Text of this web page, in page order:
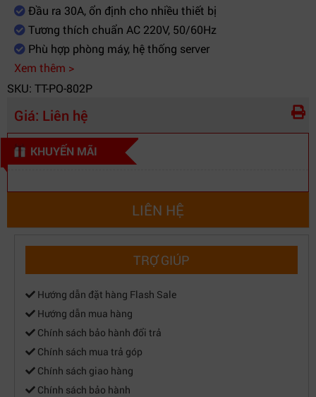
Đầu ra 30A, ổn định cho nhiều thiết bị
Tương thích chuẩn AC 220V, 50/60Hz
Phù hợp phòng máy, hệ thống server
Xem thêm >
SKU: TT-PO-802P
Giá: Liên hệ
KHUYẾN MÃI
LIÊN HỆ
TRỢ GIÚP
Hướng dẫn đặt hàng Flash Sale
Hướng dẫn mua hàng
Chính sách bảo hành đổi trả
Chính sách mua trả góp
Chính sách giao hàng
Chính sách bảo hành